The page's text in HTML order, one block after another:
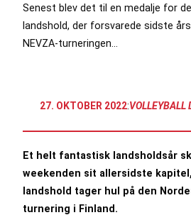
Senest blev det til en medalje for
landshold, der forsvarede sidste
NEVZA-turneringen…
27. OKTOBER 2022:VOLLEYBALL
Et helt fantastisk landsholdsår
weekenden sit allersidste
landshold tager hul på den
turnering i Finland.